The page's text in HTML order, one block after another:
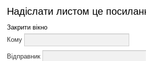
Надіслати листом це
Закрити вікно
Кому
Відправник